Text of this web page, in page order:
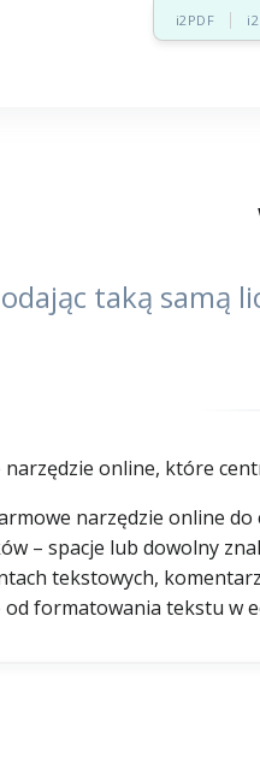
i2PDF
taką samą
online, które
narzędzie online
– spacje lub dowolny
tekstowych,
od formatowania tekstu w